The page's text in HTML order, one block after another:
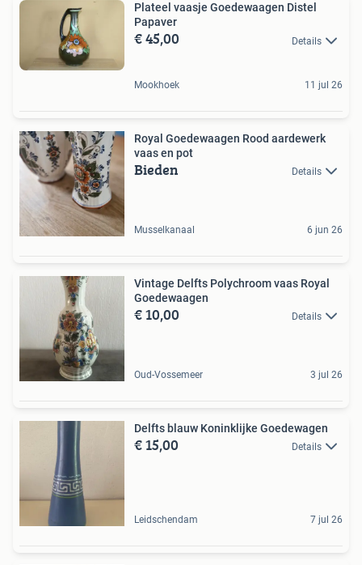
Plateel vaasje Goedewaagen Distel
Papaver
€ 45,00 Details
Mookhoek 11 jul 26
Royal Goedewaagen Rood aardewerk
vaas en pot
Bieden Details
Musselkanaal 6 jun 26
Vintage Delfts Polychroom vaas Royal
Goedewaagen
€ 10,00 Details
Oud-Vossemeer 3 jul 26
Delfts blauw Koninklijke Goedewagen
€ 15,00 Details
Leidschendam 7 jul 26